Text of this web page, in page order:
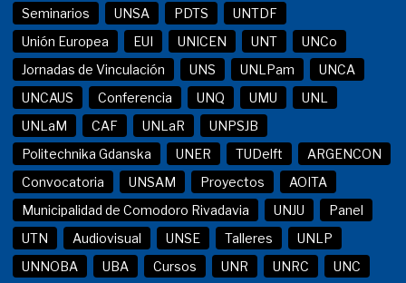
Seminarios
UNSA PDTS
UNTDF
Unión Europea
EUI UNICEN UNT
UNCo
Jornadas de Vinculación
UNS UNLPam
UNCA
UNCAUS
Conferencia UNQ UMU
UNL
UNLaM
CAF UNLaR
UNPSJB
Politechnika Gdanska
UNER TUDelft
ARGENCON
Convocatoria
UNSAM Proyectos
AOITA
Municipalidad de Comodoro Rivadavia
UNJU
Panel
UTN
Audiovisual UNSE Talleres
UNLP
UNNOBA
UBA Cursos UNR UNRC UNC